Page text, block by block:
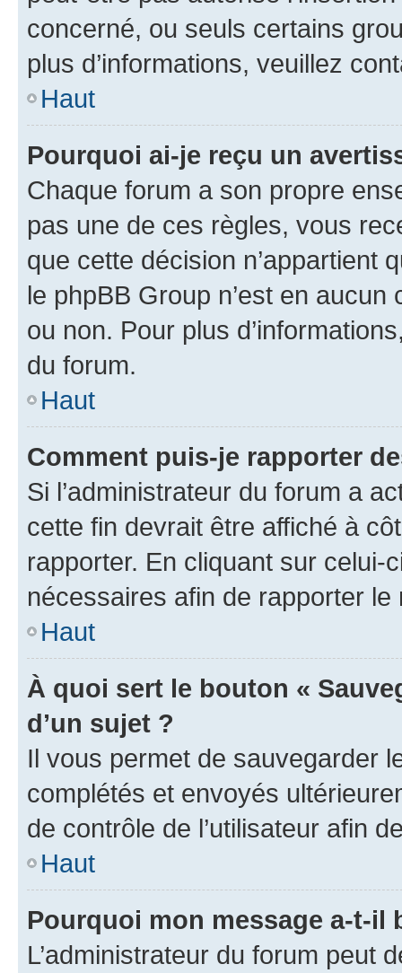
concerné, ou seuls certains
plus d’informations, veuillez
Haut
Pourquoi ai-je reçu un
Chaque forum a son propre
pas une de ces règles, vous
que cette décision n’appartient
le phpBB Group n’est en
ou non. Pour plus
du forum.
Haut
Comment puis-je rapporter
Si l’administrateur du forum a
cette fin devrait être affiché à
rapporter. En cliquant sur
nécessaires afin de rapporter le
Haut
À quoi sert le bouton «
d’un sujet ?
Il vous permet de sauvegarder
complétés et envoyés
de contrôle de l’utilisateur afin
Haut
Pourquoi mon message a-t-il
L’administrateur du forum peut